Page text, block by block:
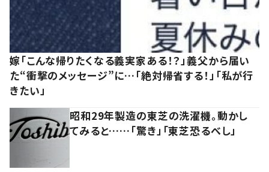
嫁「こんな帰りたくなる義実家ある！？」義父から届い
た“衝撃のメッセージ”に…「絶対帰省する！」「私が行
きたい」
昭和29年製造の東芝の洗濯機。動かし
てみると……「驚き」「東芝恐るべし」